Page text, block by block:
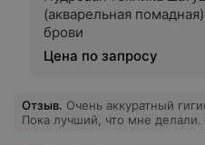
(акварельная
брови
Цена по запросу
Отзыв. Очень аккуратный
Пока лучший, что мне делали.